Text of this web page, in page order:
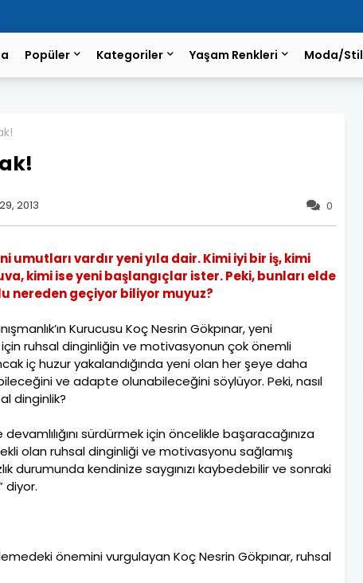
Popüler Kategoriler Yaşam Renkleri Moda/Stil
0
2013
umutları vardır yeni yıla dair. Kimi iyi bir iş, kimi
kimi ise yeni başlangıçlar ister. Peki, bunları elde
nereden geçiyor biliyor muyuz?
Kurucusu Koç Nesrin Gökpınar, yeni
ruhsal dinginliğin ve motivasyonun çok önemli
iç huzur yakalandığında yeni olan her şeye daha
ve adapte olunabileceğini söylüyor. Peki, nasıl
dinginlik?
sürdürmek için öncelikle başaracağınıza
olan ruhsal dinginliği ve motivasyonu sağlamış
durumunda kendinize saygınızı kaybedebilir ve sonraki
diyor.
önemini vurgulayan Koç Nesrin Gökpınar, ruhsal